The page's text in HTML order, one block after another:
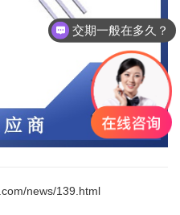
news/139.html
交期一般在多久？
我们仓库常备大量库存，正常交期1-3天